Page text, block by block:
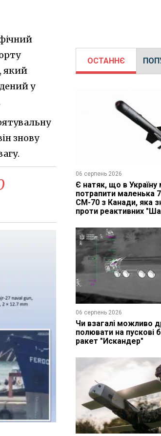
який
у
знову
ОСТАННЄ
06 серпень 2026
Є натяк, що в
потрапити маленька
CM-70 з Канади, яка
проти реактивних
06 серпень 2026
Чи взагалі можливо
полювати на пускові
ракет "Искандер"